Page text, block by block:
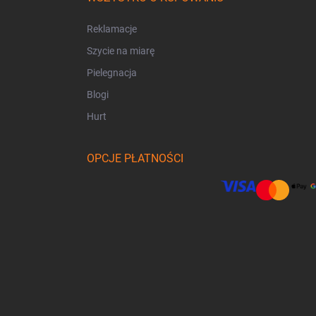
Reklamacje
Szycie na miarę
Pielegnacja
Blogi
Hurt
OPCJE PŁATNOŚCI